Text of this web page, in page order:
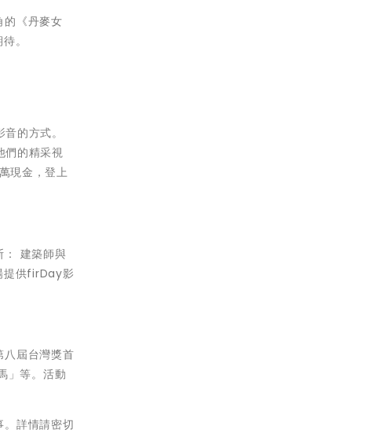
的《丹麥女
。
的方式。
們的精采視
現金，登上
： 建築師與
提供firDay影
屆台灣獎首
」等。活動
詳情請密切